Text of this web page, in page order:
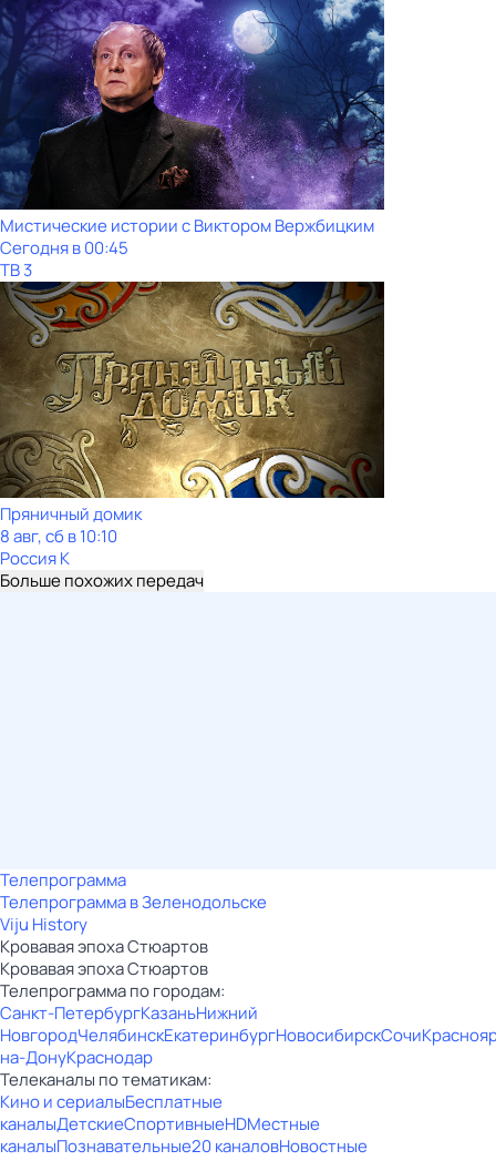
Мистические истории с Виктoром Bержбицким
Сегодня в 00:45
ТВ 3
Пряничный домик
8 авг, сб в 10:10
Россия К
Больше похожих передач
Телепрограмма
Телепрограмма в Зеленодольске
Viju History
Кровавая эпоха Стюартов
Кровавая эпоха Стюартов
Телепрограмма по городам:
Санкт-ПетербургКазаньНижний
НовгородЧелябинскЕкатеринбургНовосибирскСочи
на-ДонуКраснодар
Телеканалы по тематикам:
Кино и сериалыБесплатные
каналыДетскиеСпортивныеHDМестные
каналыПознавательные20 каналовНовостные